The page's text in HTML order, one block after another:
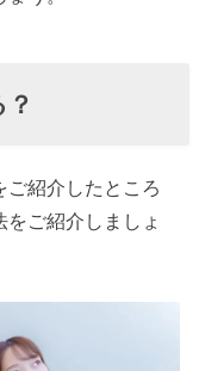
ご紹介したところ
ご紹介しましょ